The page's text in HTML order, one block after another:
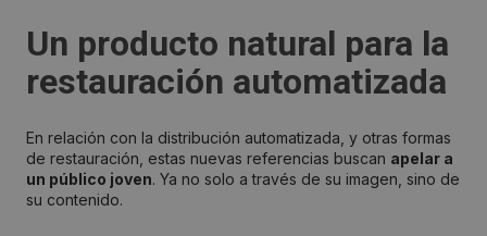
Un producto natural para la
restauración automatizada
En relación con la distribución automatizada, y otras formas
de restauración, estas nuevas referencias buscan apelar a
un público joven. Ya no solo a través de su imagen, sino de
su contenido.